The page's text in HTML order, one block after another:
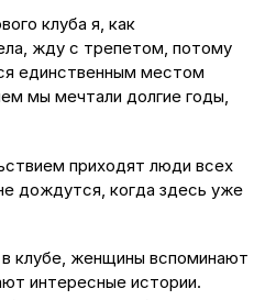
клуба я, как
жду с трепетом, потому
единственным местом
мы мечтали долгие годы,
приходят люди всех
дождутся, когда здесь уже
клубе, женщины вспоминают
интересные истории.